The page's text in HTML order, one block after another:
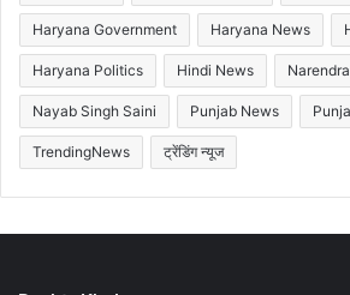
Haryana Government Haryana News
Haryana Politics Hindi News
Nayab Singh Saini Punjab News
TrendingNews ट्रेंडिंग न्यूज